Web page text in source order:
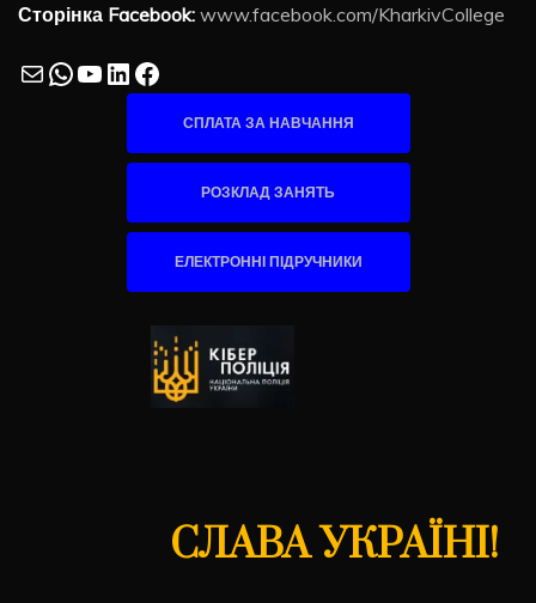
Сторінка Facebook: www.facebook.com/KharkivCollege
MailWhatsApp
YouTube
LinkedIn
Facebook
СПЛАТА ЗА НАВЧАННЯ
РОЗКЛАД ЗАНЯТЬ
ЕЛЕКТРОННІ ПІДРУЧНИКИ
СЛАВА УКРАЇНІ!